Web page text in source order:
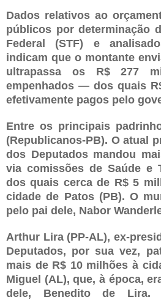
Dados relativos ao
públicos por determinação
Federal (STF) e
indicam que o montante
ultrapassa os R$ 277
empenhados — dos quais
efetivamente pagos pelo
Entre os principais
(Republicanos-PB). O atual
dos Deputados mandou
via comissões de Saúde e
dos quais cerca de R$ 5
cidade de Patos (PB). O
pelo pai dele, Nabor
Arthur Lira (PP-AL), ex-
Deputados, por sua vez,
mais de R$ 10 milhões à
Miguel (AL), que, à época,
dele, Benedito de Lira.